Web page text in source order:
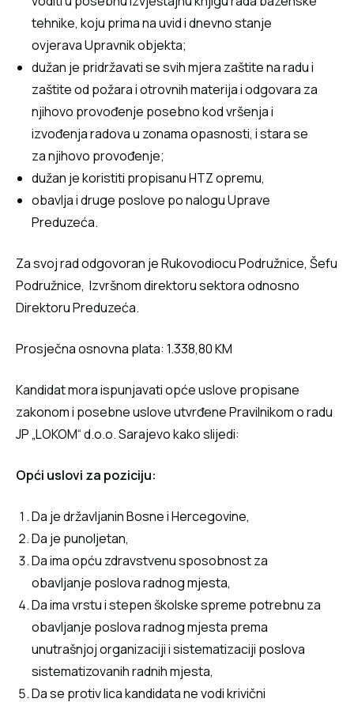
tehnike, koju prima na uvid i dnevno stanje
ovjerava Upravnik objekta;
dužan je pridržavati se svih mjera zaštite na radu i
zaštite od požara i otrovnih materija i odgovara za
njihovo provođenje posebno kod vršenja i
izvođenja radova u zonama opasnosti, i stara se
za njihovo provođenje;
dužan je koristiti propisanu HTZ opremu,
obavlja i druge poslove po nalogu Uprave
Preduzeća.
Za svoj rad odgovoran je Rukovodiocu Podružnice, Šefu
Podružnice, Izvršnom direktoru sektora odnosno
Direktoru Preduzeća.
Prosječna osnovna plata: 1.338,80 KM
Kandidat mora ispunjavati opće uslove propisane
zakonom i posebne uslove utvrđene Pravilnikom o radu
JP „LOKOM“ d.o.o. Sarajevo kako slijedi:
Opći uslovi za poziciju:
Da je državljanin Bosne i Hercegovine,
Da je punoljetan,
Da ima opću zdravstvenu sposobnost za
obavljanje poslova radnog mjesta,
Da ima vrstu i stepen školske spreme potrebnu za
obavljanje poslova radnog mjesta prema
unutrašnjoj organizaciji i sistematizaciji poslova
sistematizovanih radnih mjesta,
Da se protiv lica kandidata ne vodi krivični